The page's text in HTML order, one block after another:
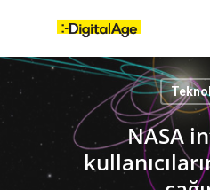
content
NASA